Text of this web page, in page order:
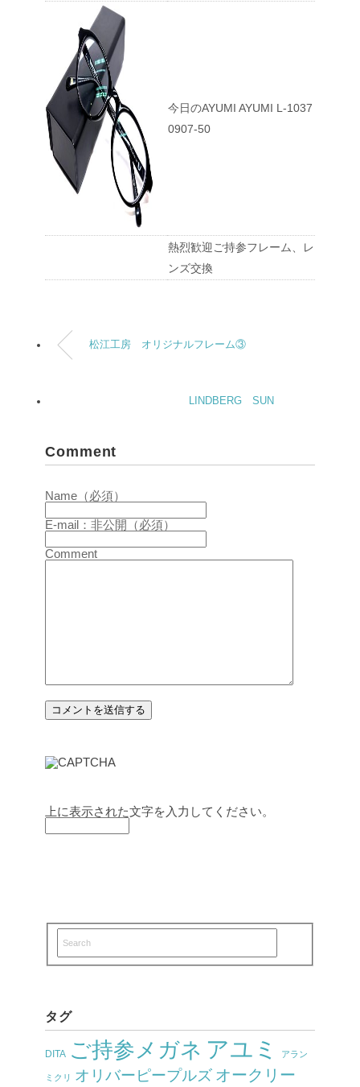
今日のAYUMI AYUMI L-1037
0907-50
熱烈歓迎ご持参フレーム、レ
ンズ交換
松江工房 オリジナルフレーム③
LINDBERG SUN
Comment
Name（必須）
E-mail：非公開（必須）
Comment
上に表示された文字を入力してください。
タグ
DITA ご持参メガネ アユミ アラン
ミクリ オリバーピープルズ オークリー